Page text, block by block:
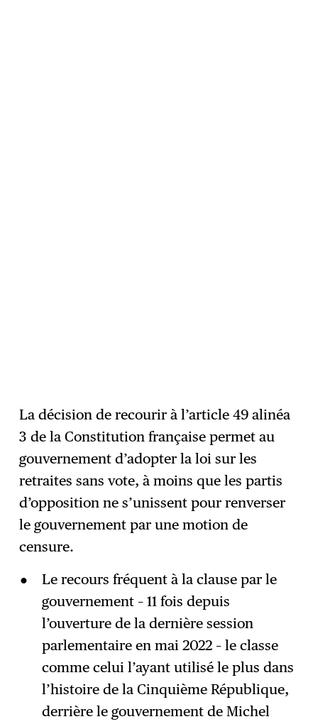
La décision de recourir à l’article 49 alinéa
3 de la Constitution française permet au
gouvernement d’adopter la loi sur les
retraites sans vote, à moins que les partis
d’opposition ne s’unissent pour renverser
le gouvernement par une motion de
censure.
Le recours fréquent à la clause par le
gouvernement – 11 fois depuis
l’ouverture de la dernière session
parlementaire en mai 2022 – le classe
comme celui l’ayant utilisé le plus dans
l’histoire de la Cinquième République,
derrière le gouvernement de Michel